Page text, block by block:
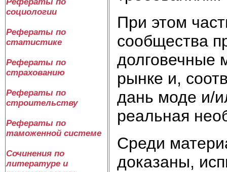
социологии
Рефераты по
статистике
Рефераты по
страхованию
Рефераты по
строительству
Рефераты по
таможенной системе
Сочинения по
литературе и
При этом
сообщества
долговечные
рынке и,
дань моде и/
реальная
Среди
доказаны,